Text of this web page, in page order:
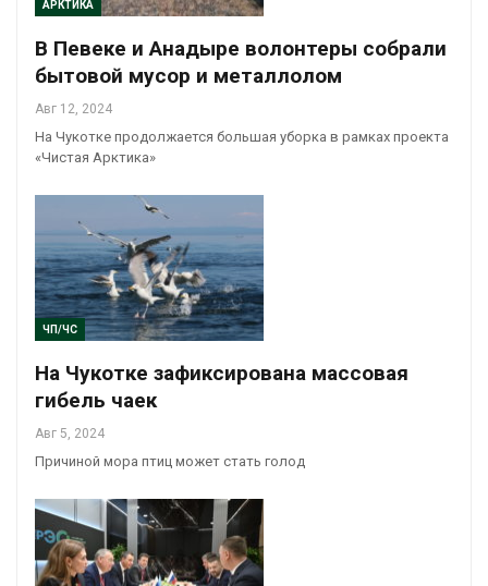
АРКТИКА
В Певеке и Анадыре волонтеры собрали
бытовой мусор и металлолом
Авг 12, 2024
На Чукотке продолжается большая уборка в рамках проекта
«Чистая Арктика»
ЧП/ЧС
На Чукотке зафиксирована массовая
гибель чаек
Авг 5, 2024
Причиной мора птиц может стать голод